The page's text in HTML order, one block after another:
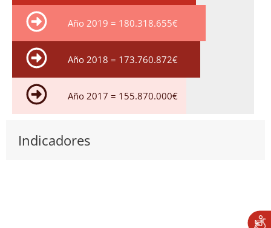
Indicadores
Año 2019 = 180.318.655€
Año 2018 = 173.760.872€
Año 2017 = 155.870.000€